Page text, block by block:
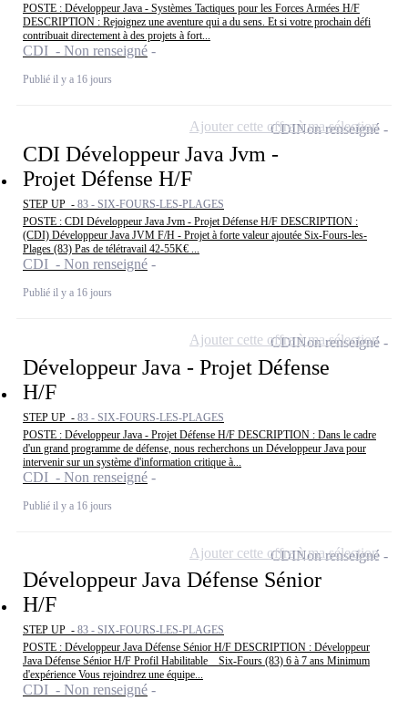
POSTE : Développeur Java - Systèmes Tactiques pour les Forces Armées H/F
DESCRIPTION : Rejoignez une aventure qui a du sens. Et si votre prochain défi
contribuait directement à des projets à fort...
CDI - Non renseigné
Publié il y a 16 jours
CDI Développeur Java Jvm -
Projet Défense H/F
STEP UP - 83 - SIX-FOURS-LES-PLAGES
POSTE : CDI Développeur Java Jvm - Projet Défense H/F DESCRIPTION :
(CDI) Développeur Java JVM F/H - Projet à forte valeur ajoutée Six-Fours-les-
Plages (83) Pas de télétravail 42-55K€ ...
CDI - Non renseigné
Publié il y a 16 jours
CDINon renseigné
Ajouter cette offre à ma sélection
Développeur Java - Projet Défense
H/F
STEP UP - 83 - SIX-FOURS-LES-PLAGES
POSTE : Développeur Java - Projet Défense H/F DESCRIPTION : Dans le cadre
d'un grand programme de défense, nous recherchons un Développeur Java pour
intervenir sur un système d'information critique à...
CDI - Non renseigné
Publié il y a 16 jours
CDINon renseigné
Ajouter cette offre à ma sélection
Développeur Java Défense Sénior
H/F
STEP UP - 83 - SIX-FOURS-LES-PLAGES
POSTE : Développeur Java Défense Sénior H/F DESCRIPTION : Développeur
Java Défense Sénior H/F Profil Habilitable _ Six-Fours (83) 6 à 7 ans Minimum
d'expérience Vous rejoindrez une équipe...
CDI - Non renseigné
CDINon renseigné
Ajouter cette offre à ma sélection